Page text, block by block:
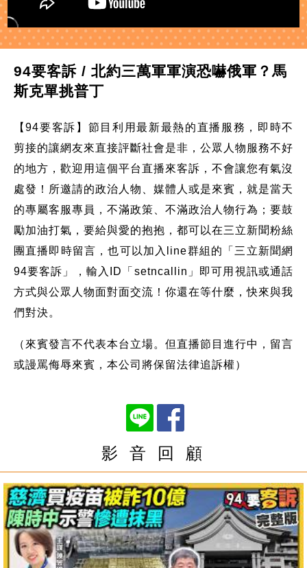
94要客訴 / 北約三萬軍軍演恐嚇俄軍？馬
斯克單挑普丁
【94要客訴】節目利用最新最熱的直播服務，即時不
剪接的讓網友來直接評斷社會是非，公眾人物服務不好
的地方，歡迎用這個平台直播來客訴，不會讓您有氣沒
處發！所邀請的政治人物、媒體人或是來賓，就是當天
的專屬客服專員，不滿政策、不滿政治人物行為；要鼓
勵加油打氣，要給與愛的抱抱，都可以在三立新聞粉絲
團直播即時留言，也可以加入line群組的「三立新聞網
94要客訴」，輸入ID「setncallin」即可用視訊或通話
方式與公眾人物面對面交流！你還在等什麼，快來與我
們對決。
（來賓發言不代表本台立場。但直播節目進行中，留言
或謾罵侮辱來賓，本公司將保留法律追訴權）
影 音 回 顧